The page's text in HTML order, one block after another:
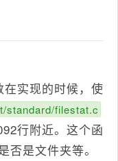
在实现的时候，使
standard/filestat.c
行附近。这个函
是文件夹等。